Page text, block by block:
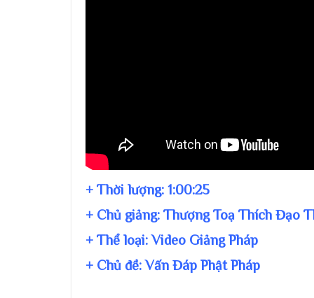
+ Thời lượng: 1:00:25
+ Chủ giảng: Thượng Toạ Thích Đạo
+ Thể loại: Video Giảng Pháp
+ Chủ đề:Vấn Đáp Phật Pháp